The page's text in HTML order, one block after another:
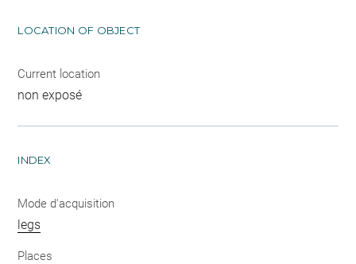
LOCATION OF OBJECT
Current location
non exposé
INDEX
Mode d'acquisition
legs
Places